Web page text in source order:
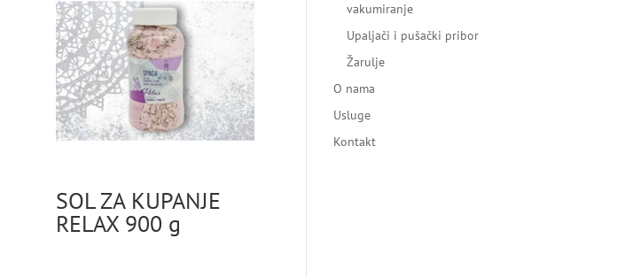
SOL ZA KUPANJE
RELAX 900 g
vakumiranje
Upaljači i pušački pribor
Žarulje
O nama
Usluge
Kontakt